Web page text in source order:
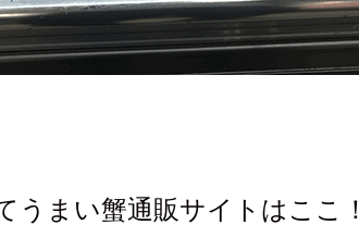
うまい蟹通販サイトはここ！